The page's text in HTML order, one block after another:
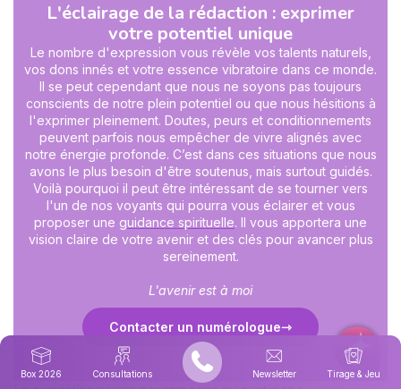
L'éclairage de la rédaction : exprimer
votre potentiel unique
Le nombre d'expression vous révèle vos talents naturels,
vos dons innés et votre essence vibratoire dans ce monde.
Il se peut cependant que nous ne soyons pas toujours
conscients de notre plein potentiel ou que nous hésitions à
l'exprimer pleinement. Doutes, peurs et conditionnements
peuvent parfois nous empêcher de vivre alignés avec
notre énergie profonde. C’est dans ces situations que nous
avons le plus besoin d'être soutenus, mais surtout guidés.
Voilà pourquoi il peut être intéressant de se tourner vers
l'un de nos voyants qui pourra vous éclairer et vous
proposer une guidance spirituelle. Il vous apportera une
vision claire de votre avenir et des clés pour avancer plus
sereinement.
L'avenir est à moi
Contacter un numérologue
Box 2026 Consultations Newsletter Tirage & Jeu